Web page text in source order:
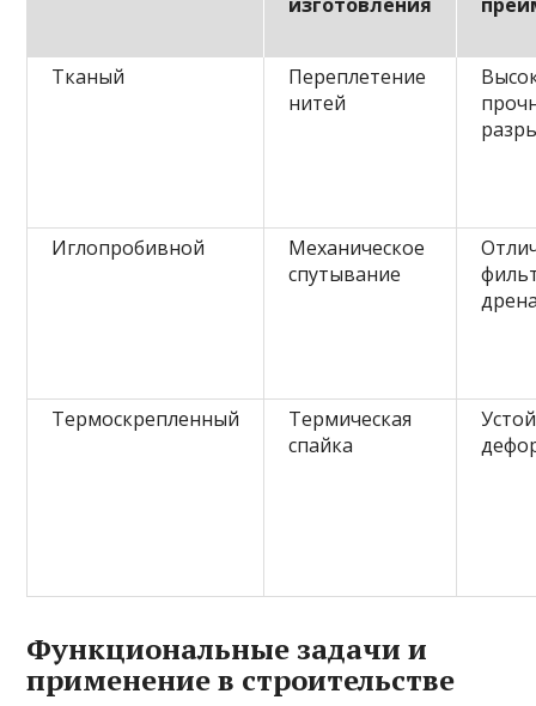
Тканый
Переплетение
нитей
Иглопробивной
Механическое
спутывание
Термоскрепленный
Термическая
спайка
Функциональные задачи и
применение в строительстве